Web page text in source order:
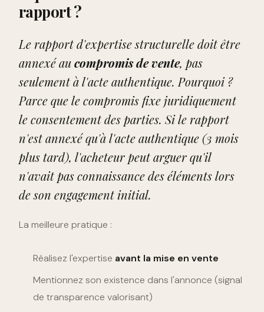
rapport ?
Le rapport d'expertise structurelle doit être
annexé aucompromis de vente, pas
seulement à l'acte authentique. Pourquoi ?
Parce que le compromis fixe juridiquement
le consentement des parties. Si le rapport
n'est annexé qu'à l'acte authentique (3 mois
plus tard), l'acheteur peut arguer qu'il
n'avait pas connaissance des éléments lors
de son engagement initial.
La meilleure pratique :
Réalisez l'expertise avant la mise en vente
Mentionnez son existence dans l'annonce (signal
de transparence valorisant)